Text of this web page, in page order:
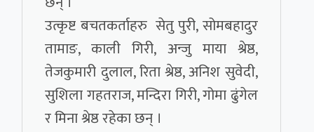
उत्कृष्ट बचतकर्ताहरु सेतु पुरी, सोमबहादुर
तामाङ, काली गिरी, अन्जु माया श्रेष्ठ,
तेजकुमारी दुलाल, रिता श्रेष्ठ, अनिश सुवेदी,
सुशिला गहतराज, मन्दिरा गिरी, गोमा ढुंगेल
र मिना श्रेष्ठ रहेका छन् ।